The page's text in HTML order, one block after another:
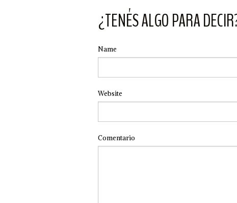
¿TENÉS ALGO PARA
Name
Website
Comentario